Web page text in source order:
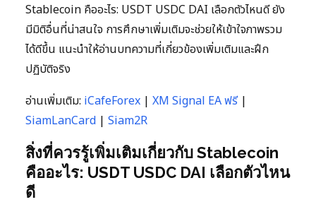
Stablecoin คืออะไร: USDT USDC DAI เลือกตัวไหนดี ยัง
มีมิติอื่นที่น่าสนใจ การศึกษาเพิ่มเติมจะช่วยให้เข้าใจภาพรวม
ได้ดีขึ้น แนะนำให้อ่านบทความที่เกี่ยวข้องเพิ่มเติมและฝึก
ปฏิบัติจริง
อ่านเพิ่มเติม: iCafeForex | XM Signal EA ฟรี|
SiamLanCard | Siam2R
สิ่งที่ควรรู้เพิ่มเติมเกี่ยวกับ Stablecoin
คืออะไร: USDT USDC DAI เลือกตัวไหน
ดี